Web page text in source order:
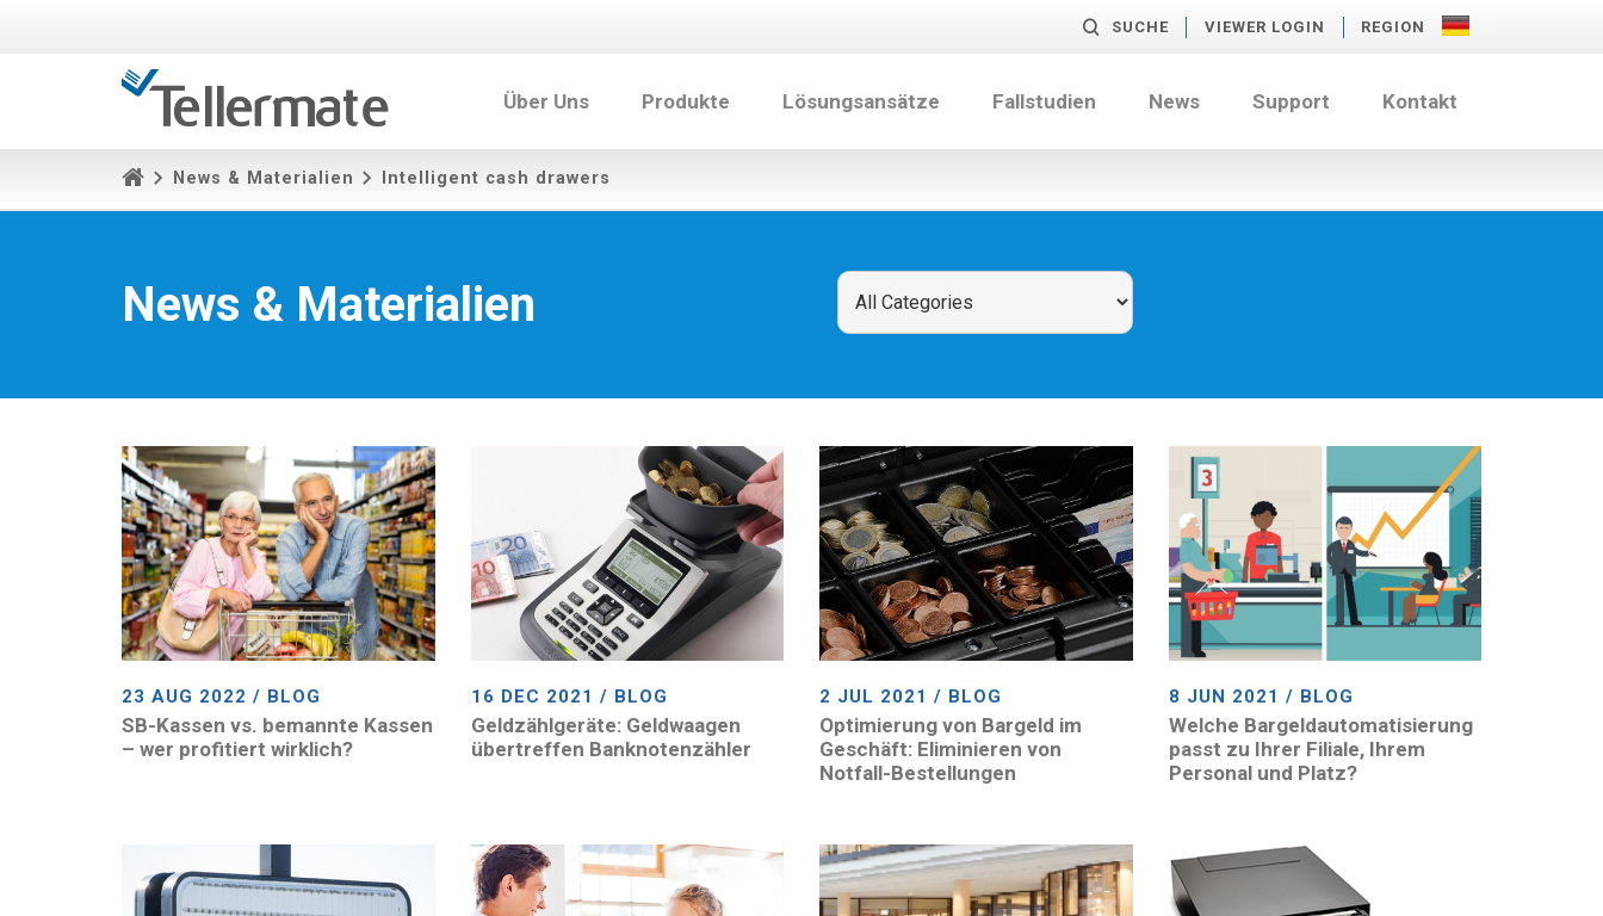
SUCHE VIEWER LOGIN REGION
Über Uns Produkte Lösungsansätze Fallstudien News Support Kontakt
News & Materialien Intelligent cash drawers
News & Materialien
23 AUG 2022 / BLOG
SB-Kassen vs. bemannte Kassen
– wer profitiert wirklich?
16 DEC 2021 / BLOG
Geldzählgeräte: Geldwaagen
übertreffen Banknotenzähler
2 JUL 2021 / BLOG
Optimierung von Bargeld im
Geschäft: Eliminieren von
Notfall-Bestellungen
8 JUN 2021 / BLOG
Welche Bargeldautomatisierung
passt zu Ihrer Filiale, Ihrem
Personal und Platz?